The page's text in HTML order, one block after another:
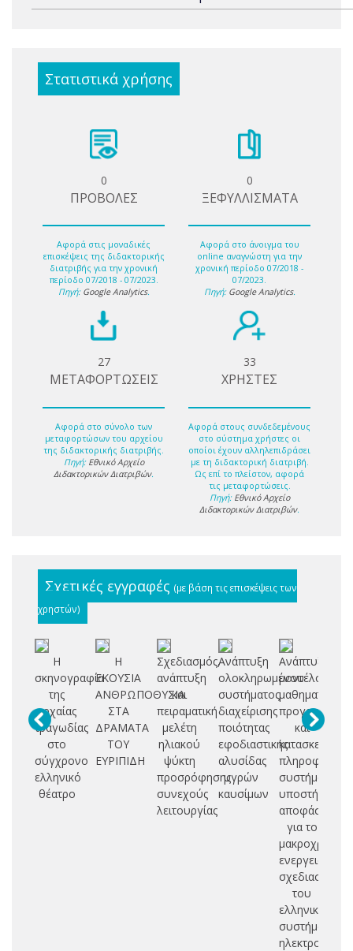
Στατιστικά χρήσης
0
ΠΡΟΒΟΛΕΣ
Αφορά στις μοναδικές
επισκέψεις της διδακτορικής
διατριβής για την χρονική
περίοδο 07/2018 - 07/2023.
Πηγή: Google Analytics.
0
ΞΕΦΥΛΛΙΣΜΑΤΑ
Αφορά στο άνοιγμα του
online αναγνώστη για την
χρονική περίοδο 07/2018 -
07/2023.
Πηγή: Google Analytics.
27
ΜΕΤΑΦΟΡΤΩΣΕΙΣ
Αφορά στο σύνολο των
μεταφορτώσων του αρχείου
της διδακτορικής διατριβής.
Πηγή: Εθνικό Αρχείο
Διδακτορικών Διατριβών.
33
ΧΡΗΣΤΕΣ
Αφορά στους συνδεδεμένους
στο σύστημα χρήστες οι
οποίοι έχουν αλληλεπιδράσει
με τη διδακτορική διατριβή.
Ως επί το πλείστον, αφορά
τις μεταφορτώσεις.
Πηγή: Εθνικό Αρχείο
Διδακτορικών Διατριβών.
Σχετικές εγγραφές (με βάση τις επισκέψεις των
χρηστών)
Η
σκηνογραφία
της
αρχαίας
τραγωδίας
στο
σύγχρονο
ελληνικό
θέατρο
Η
ΕΚΟΥΣΙΑ
ΑΝΘΡΩΠΟΘΥΣΙΑ
ΣΤΑ
ΔΡΑΜΑΤΑ
ΤΟΥ
ΕΥΡΙΠΙΔΗ
Σχεδιασμός,
ανάπτυξη
και
πειραματική
μελέτη
ηλιακού
ψύκτη
προσρόφησης
συνεχούς
λειτουργίας
Ανάπτυξη
ολοκληρωμένου
συστήματος
διαχείρισης
ποιότητας
εφοδιαστικής
αλυσίδας
υγρών
καυσίμων
Ανάπτυξη
μοντέλου
μαθηματικού
και
κατασκευή
συστήματος
υποστήριξης
αποφάσεων
για το
μακροχρόνιο
ενεργειακό
σχεδιασμό
του
ελληνικού
συστήματος